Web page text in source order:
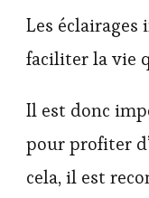
Les
faciliter la vie
Il est donc
pour profiter
cela, il est